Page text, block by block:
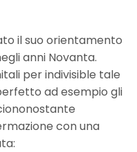
il suo orientamento
anni Novanta.
per indivisible tale
ad esempio gli
con una